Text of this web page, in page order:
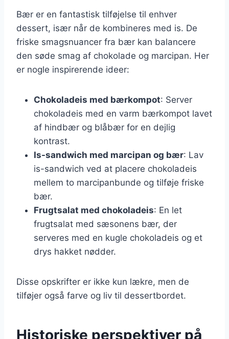
Bær er en fantastisk tilføjelse til enhver
dessert, især når de kombineres med is. De
friske smagsnuancer fra bær kan balancere
den søde smag af chokolade og marcipan. Her
er nogle inspirerende ideer:
Chokoladeis med bærkompot: Server
chokoladeis med en varm bærkompot lavet
af hindbær og blåbær for en dejlig
kontrast.
Is-sandwich med marcipan og bær: Lav
is-sandwich ved at placere chokoladeis
mellem to marcipanbunde og tilføje friske
bær.
Frugtsalat med chokoladeis: En let
frugtsalat med sæsonens bær, der
serveres med en kugle chokoladeis og et
drys hakket nødder.
Disse opskrifter er ikke kun lækre, men de
tilføjer også farve og liv til dessertbordet.
Historiske perspektiver på